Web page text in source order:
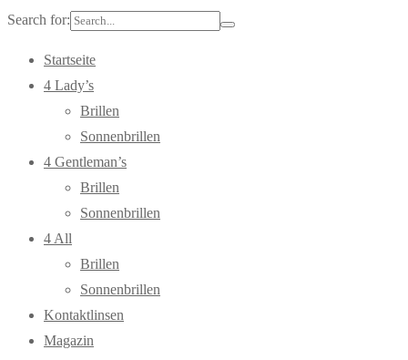
Search for:
Startseite
4 Lady’s
Brillen
Sonnenbrillen
4 Gentleman’s
Brillen
Sonnenbrillen
4 All
Brillen
Sonnenbrillen
Kontaktlinsen
Magazin